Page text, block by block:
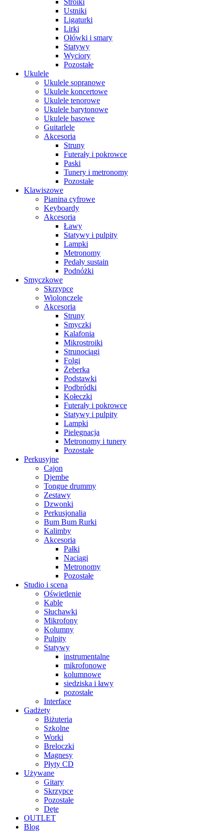
Stroiki
Ustniki
Ligaturki
Lirki
Ołówki i smary
Statywy
Wyciory
Pozostałe
Ukulele
Ukulele sopranowe
Ukulele koncertowe
Ukulele tenorowe
Ukulele barytonowe
Ukulele basowe
Guitarlele
Akcesoria
Struny
Futerały i pokrowce
Paski
Tunery i metronomy
Pozostałe
Klawiszowe
Pianina cyfrowe
Keyboardy
Akcesoria
Ławy
Statywy i pulpity
Lampki
Metronomy
Pedały sustain
Podnóżki
Smyczkowe
Skrzypce
Wiolonczele
Akcesoria
Struny
Smyczki
Kalafonia
Mikrostroiki
Strunociągi
Folgi
Żeberka
Podstawki
Podbródki
Kołeczki
Futerały i pokrowce
Statywy i pulpity
Lampki
Pielęgnacja
Metronomy i tunery
Pozostałe
Perkusyjne
Cajon
Djembe
Tongue drummy
Zestawy
Dzwonki
Perkusjonalia
Bum Bum Rurki
Kalimby
Akcesoria
Pałki
Naciągi
Metronomy
Pozostałe
Studio i scena
Oświetlenie
Kable
Słuchawki
Mikrofony
Kolumny
Pulpity
Statywy
instrumentalne
mikrofonowe
kolumnowe
siedziska i ławy
pozostałe
Interface
Gadżety
Biżuteria
Szkolne
Worki
Breloczki
Magnesy
Płyty CD
Używane
Gitary
Skrzypce
Pozostałe
Dęte
OUTLET
Blog